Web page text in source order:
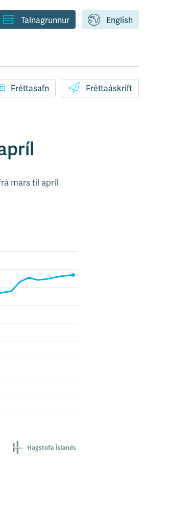
English
Talnagrunnur
Fréttasafn Fréttaáskrift
mars til apríl